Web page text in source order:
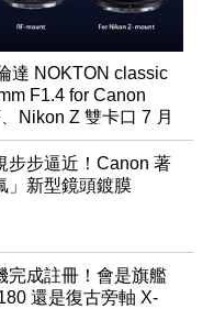
達 NOKTON classic
F1.4 for Canon
Nikon Z 雙卡口 7 月
登台
步步逼近！Canon 著
」新型鏡頭鍍膜
完成註冊！會是旗艦
還是復古旁軸 X-